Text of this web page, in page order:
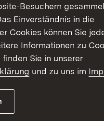
Besuchern
Einverständnis in die
Cookies können Sie
Informationen zu
Sie in unserer
und zu uns im